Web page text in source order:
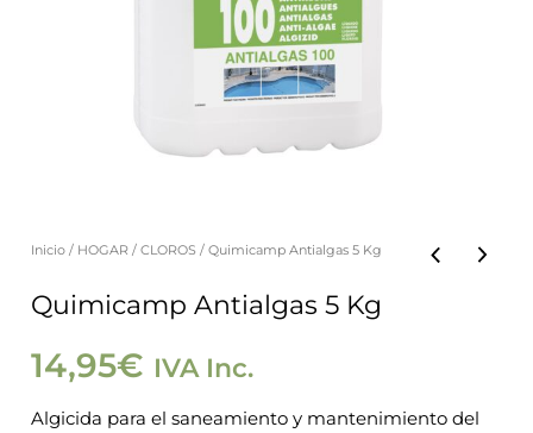
Inicio / HOGAR /CLOROS / Quimicamp Antialgas 5 Kg
Quimicamp Antialgas 5 Kg
14,95€ IVA Inc.
Algicida para el saneamiento y mantenimiento del
Quimicamp
Antialgas
Kg